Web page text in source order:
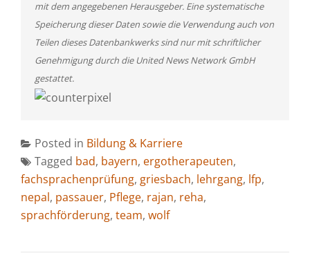
mit dem angegebenen Herausgeber. Eine systematische
Speicherung dieser Daten sowie die Verwendung auch von
Teilen dieses Datenbankwerks sind nur mit schriftlicher
Genehmigung durch die United News Network GmbH
gestattet.
Posted in Bildung & Karriere
Tagged bad, bayern, ergotherapeuten,
fachsprachenprüfung, griesbach, lehrgang, lfp,
nepal, passauer, Pflege, rajan, reha,
sprachförderung, team, wolf